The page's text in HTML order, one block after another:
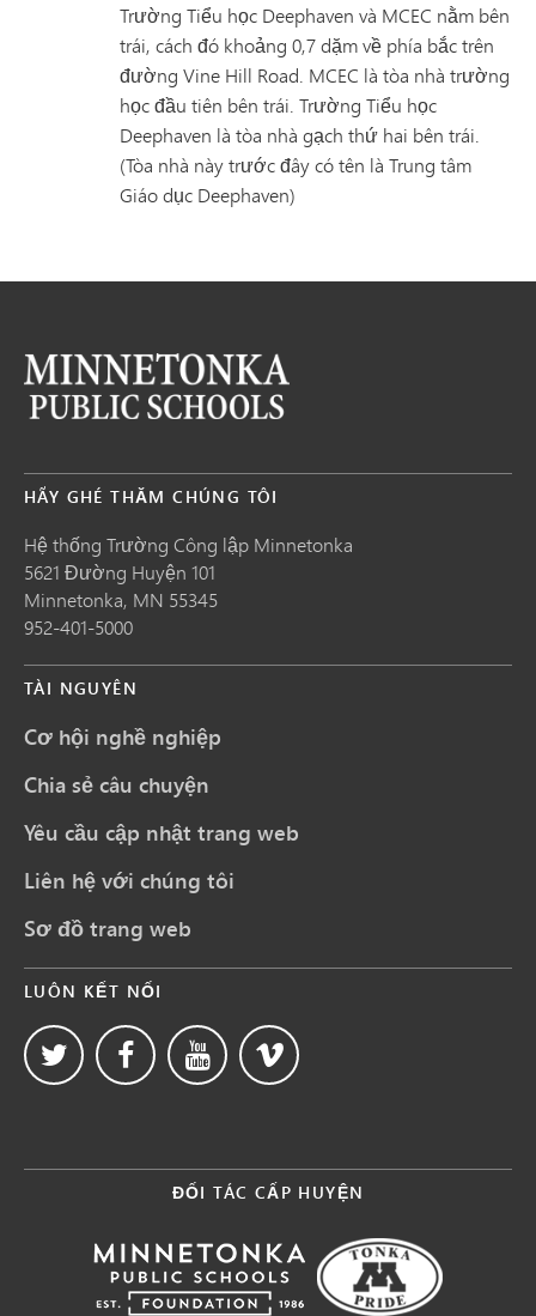
Trường Tiểu học Deephaven và MCEC nằm bên
trái, cách đó khoảng 0,7 dặm về phía bắc trên
đường Vine Hill Road. MCEC là tòa nhà trường
học đầu tiên bên trái. Trường Tiểu học
Deephaven là tòa nhà gạch thứ hai bên trái.
(Tòa nhà này trước đây có tên là Trung tâm
Giáo dục Deephaven)
HÃY GHÉ THĂM CHÚNG TÔI
Hệ thống Trường Công lập Minnetonka
5621 Đường Huyện 101
Minnetonka, MN 55345
952-401-5000
TÀI NGUYÊN
Cơ hội nghề nghiệp
Chia sẻ câu chuyện
Yêu cầu cập nhật trang web
Liên hệ với chúng tôi
Sơ đồ trang web
LUÔN KẾT NỐI
ĐỐI TÁC CẤP HUYỆN